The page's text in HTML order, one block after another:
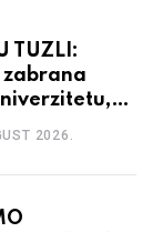
TUZLI:
zabrana
sudskih
2026.